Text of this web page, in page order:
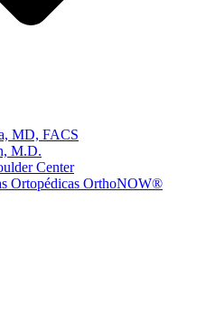
MD, FACS
M.D.
Center
Ortopédicas OrthoNOW®